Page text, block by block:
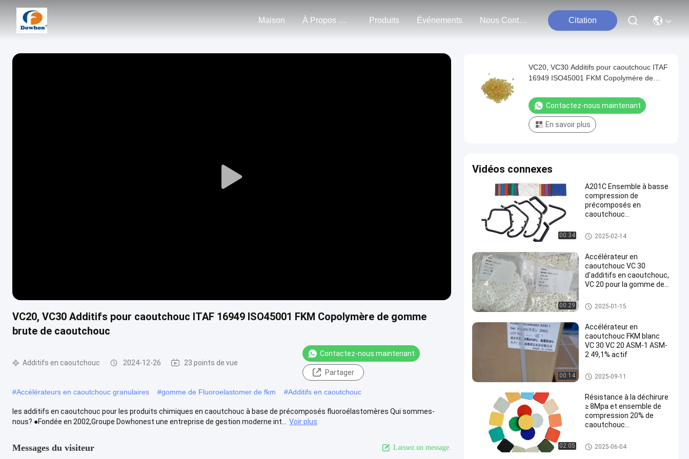
Maison À Propos De Nous Produits Événements Nous Contacter Citation
Play
VC20, VC30 Additifs pour caoutchouc ITAF 16949 ISO45001 FKM Copolymère de gomme
brute de caoutchouc
Additifs en caoutchouc 2024-12-26 23 points de vue
Contactez-nous maintenant
Partager
#Accélérateurs en caoutchouc granulaires #gomme de Fluoroelastomer de fkm #Additifs en caoutchouc
les additifs en caoutchouc pour les produits chimiques en caoutchouc à base de précomposés fluoroélastomères Qui sommes-
nous? ●Fondée en 2002,Groupe Dowhonest une entreprise de gestion moderne int...
Voir plus
Messages du visiteur Laissez un message.
VC20, VC30 Additifs pour caoutchouc ITAF
16949 ISO45001 FKM Copolymère de
Contactez-nous maintenant
En savoir plus
Vidéos connexes
00:34
A201C Ensemble à basse
compression de
précomposés en
caoutchouc
Fluoroelastomer en caoutchou
c
2025-02-14
00:29
Accélérateur en
caoutchouc VC 30
d'additifs en caoutchouc,
VC 20 pour la gomme de
Fluoroelastomer
Additifs en caoutchouc
2025-01-15
00:14
Accélérateur en
caoutchouc FKM blanc
VC 30 VC 20 ASM-1 ASM-
2 49,1% actif
Additifs en caoutchouc
2025-09-11
02:05
Résistance à la déchirure
≥ 8Mpa et ensemble de
compression 20% de
caoutchouc
l'industrie automobile
Le caoutchouc de fluor de FKM
2025-06-04